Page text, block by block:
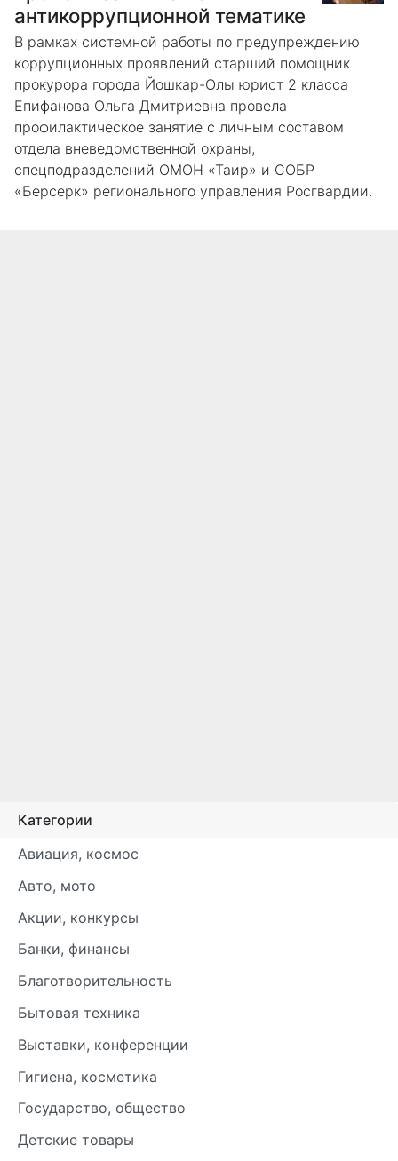
антикоррупционной тематике
В рамках системной работы по предупреждению
коррупционных проявлений старший помощник
прокурора города Йошкар-Олы юрист 2 класса
Епифанова Ольга Дмитриевна провела
профилактическое занятие с личным составом
отдела вневедомственной охраны,
спецподразделений ОМОН «Таир» и СОБР
«Берсерк» регионального управления Росгвардии.
Категории
Авиация, космос
Авто, мото
Акции, конкурсы
Банки, финансы
Благотворительность
Бытовая техника
Выставки, конференции
Гигиена, косметика
Государство, общество
Детские товары